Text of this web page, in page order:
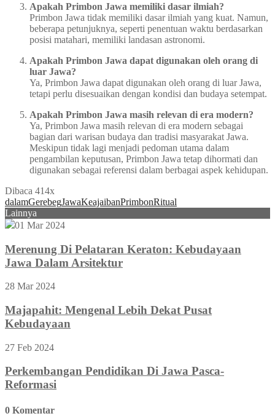
Apakah Primbon Jawa memiliki dasar ilmiah?
Primbon Jawa tidak memiliki dasar ilmiah yang kuat. Namun,
beberapa petunjuknya, seperti penentuan waktu berdasarkan
posisi matahari, memiliki landasan astronomi.
Apakah Primbon Jawa dapat digunakan oleh orang di
luar Jawa?
Ya, Primbon Jawa dapat digunakan oleh orang di luar Jawa,
tetapi perlu disesuaikan dengan kondisi dan budaya setempat.
Apakah Primbon Jawa masih relevan di era modern?
Ya, Primbon Jawa masih relevan di era modern sebagai
bagian dari warisan budaya dan tradisi masyarakat Jawa.
Meskipun tidak lagi menjadi pedoman utama dalam
pengambilan keputusan, Primbon Jawa tetap dihormati dan
digunakan sebagai referensi dalam berbagai aspek kehidupan.
Dibaca 414x
dalamGerebegJawaKeajaibanPrimbonRitual
Lainnya
01 Mar 2024
Merenung Di Pelataran Keraton: Kebudayaan
Jawa Dalam Arsitektur
28 Mar 2024
Majapahit: Mengenal Lebih Dekat Pusat
Kebudayaan
27 Feb 2024
Perkembangan Pendidikan Di Jawa Pasca-
Reformasi
0 Komentar